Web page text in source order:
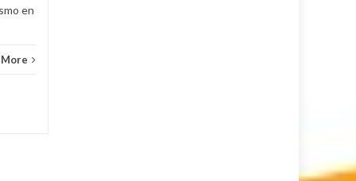
en
More